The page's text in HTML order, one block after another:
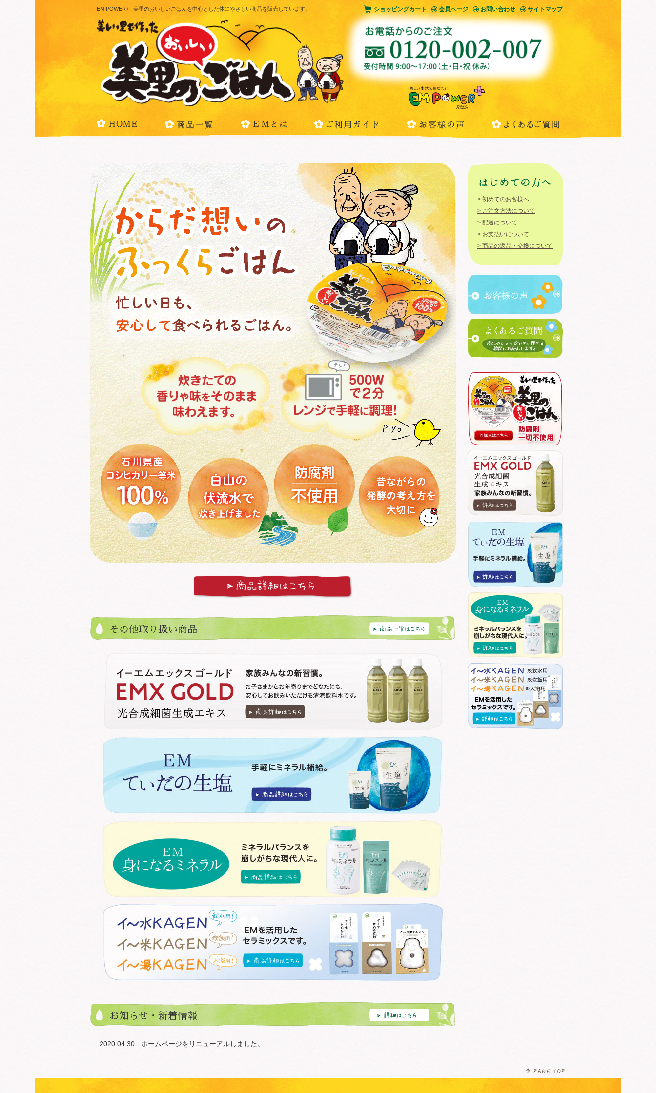
EM POWER+ | 美里のおいしいごはんを中心とした体にやさしい商品を販売しています。 ショッピングカート 会員ページ お問い合わせ サイトマップ
その他取り扱い商品
お知らせ・新着情報
2020.04.30 ホームページをリニューアルしました。
> 初めてのお客様へ
> ご注文方法について
> 配送について
> お支払いについて
> 商品の返品・交換について